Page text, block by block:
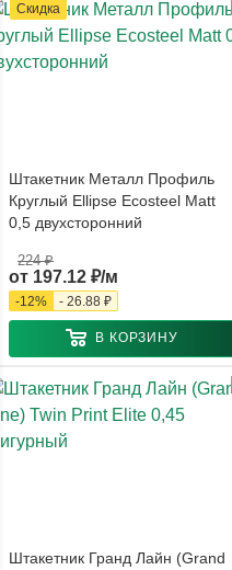
Скидка
Штакетник Металл Профиль
Круглый Ellipse Ecosteel Matt
0,5 двухсторонний
от 197.12 ₽/м
224 ₽
-12% - 26.88 ₽
В КОРЗИНУ
Штакетник Гранд Лайн (Grand